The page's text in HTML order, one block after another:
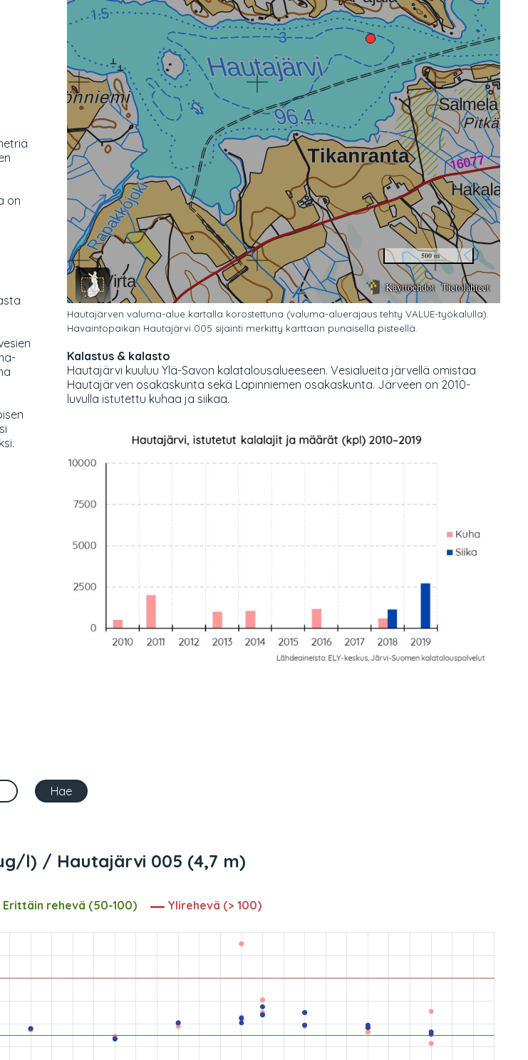
on
Hautajärven valuma-alue kartalla korostettuna (valuma-aluerajaus tehty VALUE-työkalulla).
Havaintopaikan Hautajärvi 005 sijainti merkitty karttaan punaisella pisteellä.
Kalastus & kalasto
Hautajärvi kuuluu Ylä-Savon kalatalousalueeseen. Vesialueita järvellä omistaa
Hautajärven osakaskunta sekä Lapinniemen osakaskunta. Järveen on 2010-
luvulla istutettu kuhaa ja siikaa.
l) / Hautajärvi 005 (4,7 m)
Erittäin rehevä (50-100) Ylirehevä (> 100)